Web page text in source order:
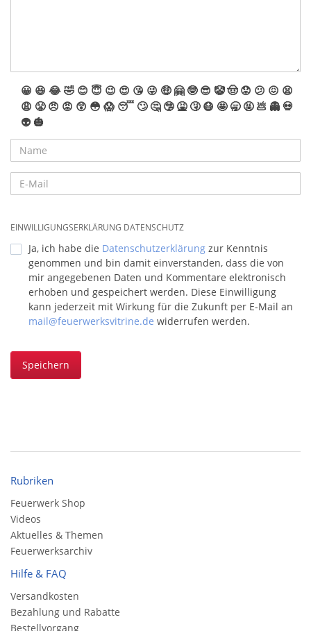
😀 😆 😂🤣 😊 😇 😉 😍 😘 😜 🤑 🤗 🤓 😎 🤡🤠 😟 😕 😖 😫
😩 😤 😠 😡 😲 😳 😱 😴 🙄 🤔 🤥 🤮 🤧 😷 🤩 🥱 🤬 💩 👻 💀
👽 🎃
EINWILLIGUNGSERKLÄRUNG DATENSCHUTZ
Ja, ich habe die Datenschutzerklärung zur Kenntnis
genommen und bin damit einverstanden, dass die von
mir angegebenen Daten und Kommentare elektronisch
erhoben und gespeichert werden. Diese Einwilligung
kann jederzeit mit Wirkung für die Zukunft per E-Mail an
mail@feuerwerksvitrine.de widerrufen werden.
Speichern
Rubriken
Feuerwerk Shop
Videos
Aktuelles & Themen
Feuerwerksarchiv
Hilfe & FAQ
Versandkosten
Bezahlung und Rabatte
Bestellvorgang